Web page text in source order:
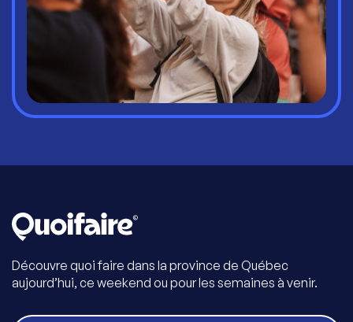
Découvre quoi faire dans la province de Québec
aujourd’hui, ce weekend ou pour les semaines à venir.